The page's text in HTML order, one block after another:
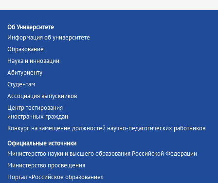
Об Университете
Информация об университете
Образование
Наука и инновации
Абитуриенту
Студентам
Ассоциация выпускников
Центр тестирования
иностранных граждан
Конкурс на замещение должностей научно-педагогических работников
Официальные источники
Министерство науки и высшего образования Российской Федерации
Министерство просвещения
Портал «Российское образование»